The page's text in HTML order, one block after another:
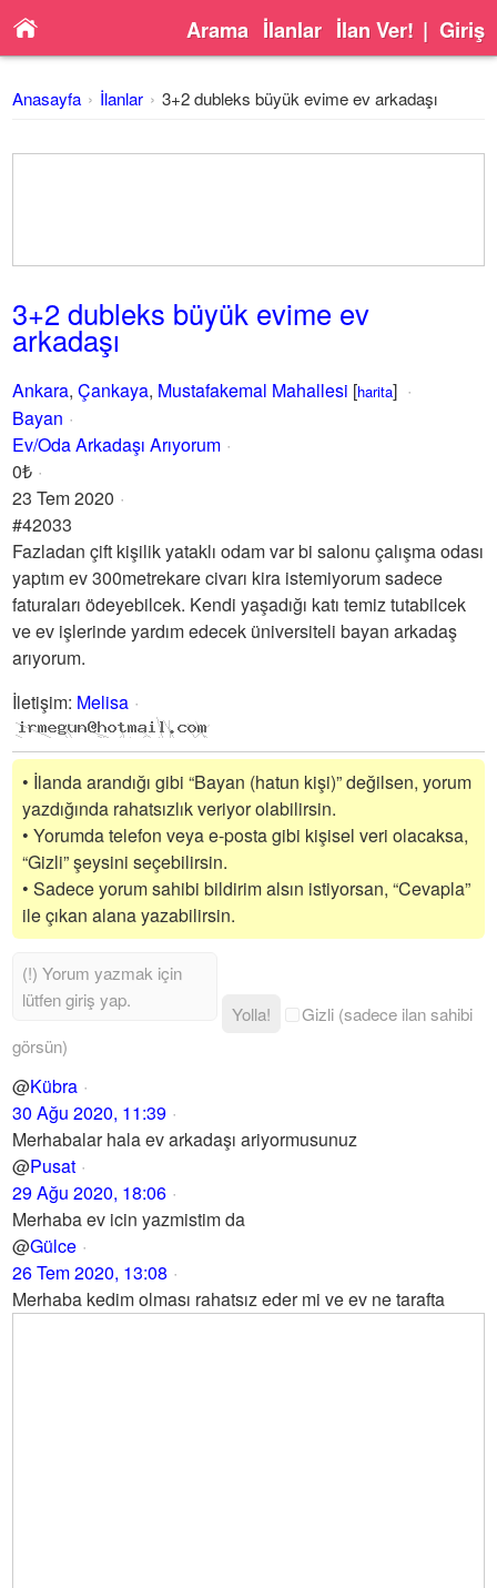
Arama İlanlar İlan Ver! | Giriş
Anasayfa İlanlar 3+2 dubleks büyük evime ev arkadaşı
3+2 dubleks büyük evime ev
arkadaşı
Ankara,Çankaya, Mustafakemal Mahallesi [harita]
Bayan
Ev/Oda Arkadaşı Arıyorum
0₺
23 Tem 2020
#42033
Fazladan çift kişilik yataklı odam var bi salonu çalışma odası
yaptım ev 300metrekare civarı kira istemiyorum sadece
faturaları ödeyebilcek. Kendi yaşadığı katı temiz tutabilcek
ve ev işlerinde yardım edecek üniversiteli bayan arkadaş
arıyorum.
İletişim: Melisa
• İlanda arandığı gibi “Bayan (hatun kişi)” değilsen, yorum
yazdığında rahatsızlık veriyor olabilirsin.
• Yorumda telefon veya e-posta gibi kişisel veri olacaksa,
“Gizli” şeysini seçebilirsin.
• Sadece yorum sahibi bildirim alsın istiyorsan, “Cevapla”
ile çıkan alana yazabilirsin.
Yolla!
Gizli (sadece ilan sahibi
görsün)
@Kübra
30 Ağu 2020, 11:39
Merhabalar hala ev arkadaşı ariyormusunuz
@Pusat
29 Ağu 2020, 18:06
Merhaba ev icin yazmistim da
@Gülce
26 Tem 2020, 13:08
Merhaba kedim olması rahatsız eder mi ve ev ne tarafta